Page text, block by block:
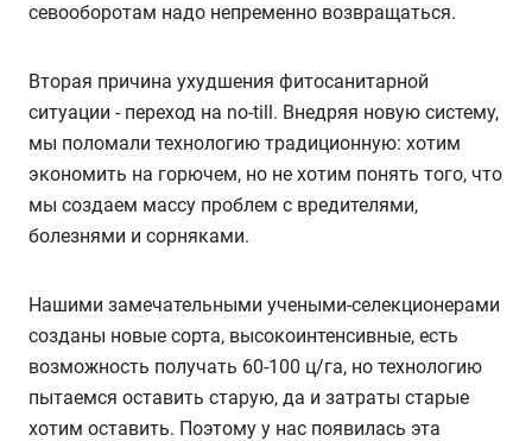
севооборотам надо непременно возвращаться.
Вторая причина ухудшения фитосанитарной
ситуации - переход на no-till. Внедряя новую систему,
мы поломали технологию традиционную: хотим
экономить на горючем, но не хотим понять того, что
мы создаем массу проблем с вредителями,
болезнями и сорняками.
Нашими замечательными учеными-селекционерами
созданы новые сорта, высокоинтенсивные, есть
возможность получать 60-100 ц/га, но технологию
пытаемся оставить старую, да и затраты старые
хотим оставить. Поэтому у нас появилась эта